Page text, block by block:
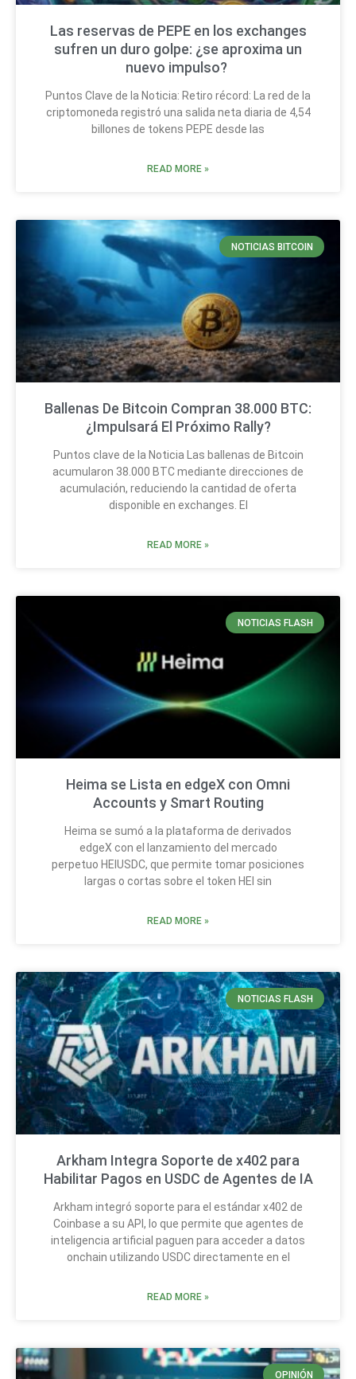
Las reservas de PEPE en los exchanges
sufren un duro golpe: ¿se aproxima un
nuevo impulso?
Puntos Clave de la Noticia: Retiro récord: La red de la
criptomoneda registró una salida neta diaria de 4,54
billones de tokens PEPE desde las
READ MORE »
NOTICIAS BITCOIN
Ballenas De Bitcoin Compran 38.000 BTC:
¿Impulsará El Próximo Rally?
Puntos clave de la Noticia Las ballenas de Bitcoin
acumularon 38.000 BTC mediante direcciones de
acumulación, reduciendo la cantidad de oferta
disponible en exchanges. El
READ MORE »
NOTICIAS FLASH
Heima se Lista en edgeX con Omni
Accounts y Smart Routing
Heima se sumó a la plataforma de derivados
edgeX con el lanzamiento del mercado
perpetuo HEIUSDC, que permite tomar posiciones
largas o cortas sobre el token HEI sin
READ MORE »
NOTICIAS FLASH
Arkham Integra Soporte de x402 para
Habilitar Pagos en USDC de Agentes de IA
Arkham integró soporte para el estándar x402 de
Coinbase a su API, lo que permite que agentes de
inteligencia artificial paguen para acceder a datos
onchain utilizando USDC directamente en el
READ MORE »
OPINIÓN